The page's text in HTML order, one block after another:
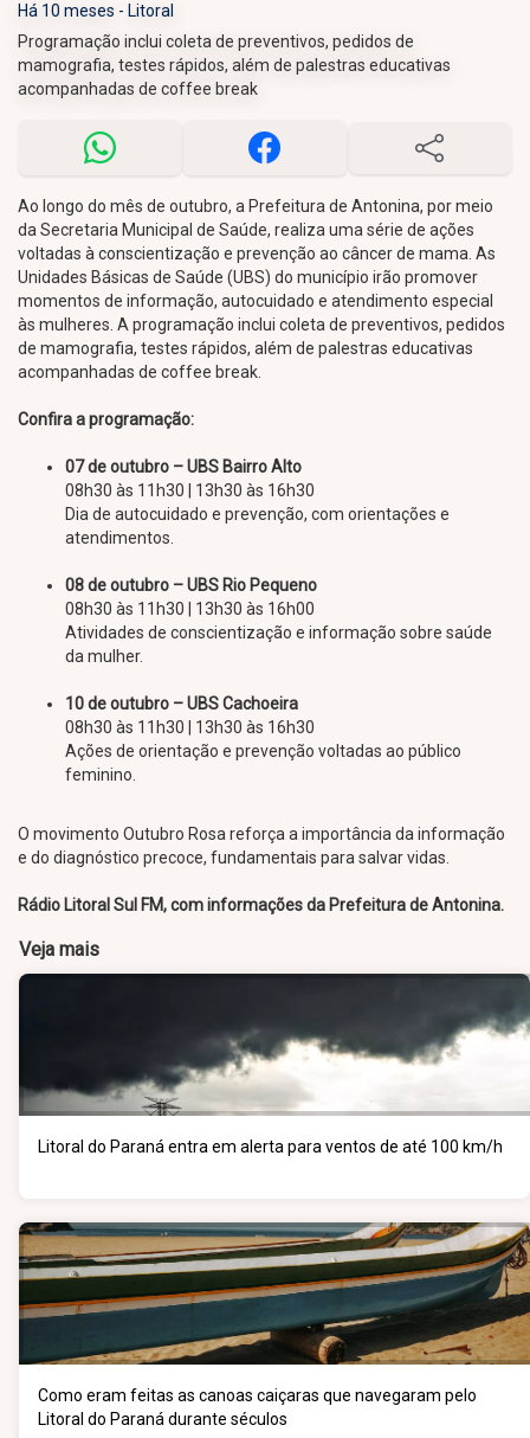
Há 10 meses - Litoral
Programação inclui coleta de preventivos, pedidos de
mamografia, testes rápidos, além de palestras educativas
acompanhadas de coffee break
Ao longo do mês de outubro, a Prefeitura de Antonina, por meio
da Secretaria Municipal de Saúde, realiza uma série de ações
voltadas à conscientização e prevenção ao câncer de mama. As
Unidades Básicas de Saúde (UBS) do município irão promover
momentos de informação, autocuidado e atendimento especial
às mulheres. A programação inclui coleta de preventivos, pedidos
de mamografia, testes rápidos, além de palestras educativas
acompanhadas de coffee break.
Confira a programação:
07 de outubro – UBS Bairro Alto
08h30 às 11h30 | 13h30 às 16h30
Dia de autocuidado e prevenção, com orientações e
atendimentos.
08 de outubro – UBS Rio Pequeno
08h30 às 11h30 | 13h30 às 16h00
Atividades de conscientização e informação sobre saúde
da mulher.
10 de outubro – UBS Cachoeira
08h30 às 11h30 | 13h30 às 16h30
Ações de orientação e prevenção voltadas ao público
feminino.
O movimento Outubro Rosa reforça a importância da informação
e do diagnóstico precoce, fundamentais para salvar vidas.
Rádio Litoral Sul FM, com informações da Prefeitura de Antonina.
Veja mais
Litoral do Paraná entra em alerta para ventos de até 100 km/h
Como eram feitas as canoas caiçaras que navegaram pelo
Litoral do Paraná durante séculos